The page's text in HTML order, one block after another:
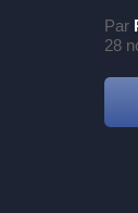
Par
28